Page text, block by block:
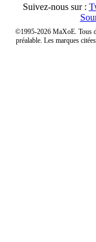
Suivez-nous sur :
©1995-2026 MaXoE. Tous
préalable. Les marques